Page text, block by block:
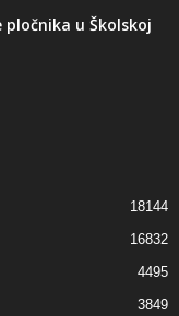
pločnika u Školskoj
18144
16832
4495
3849